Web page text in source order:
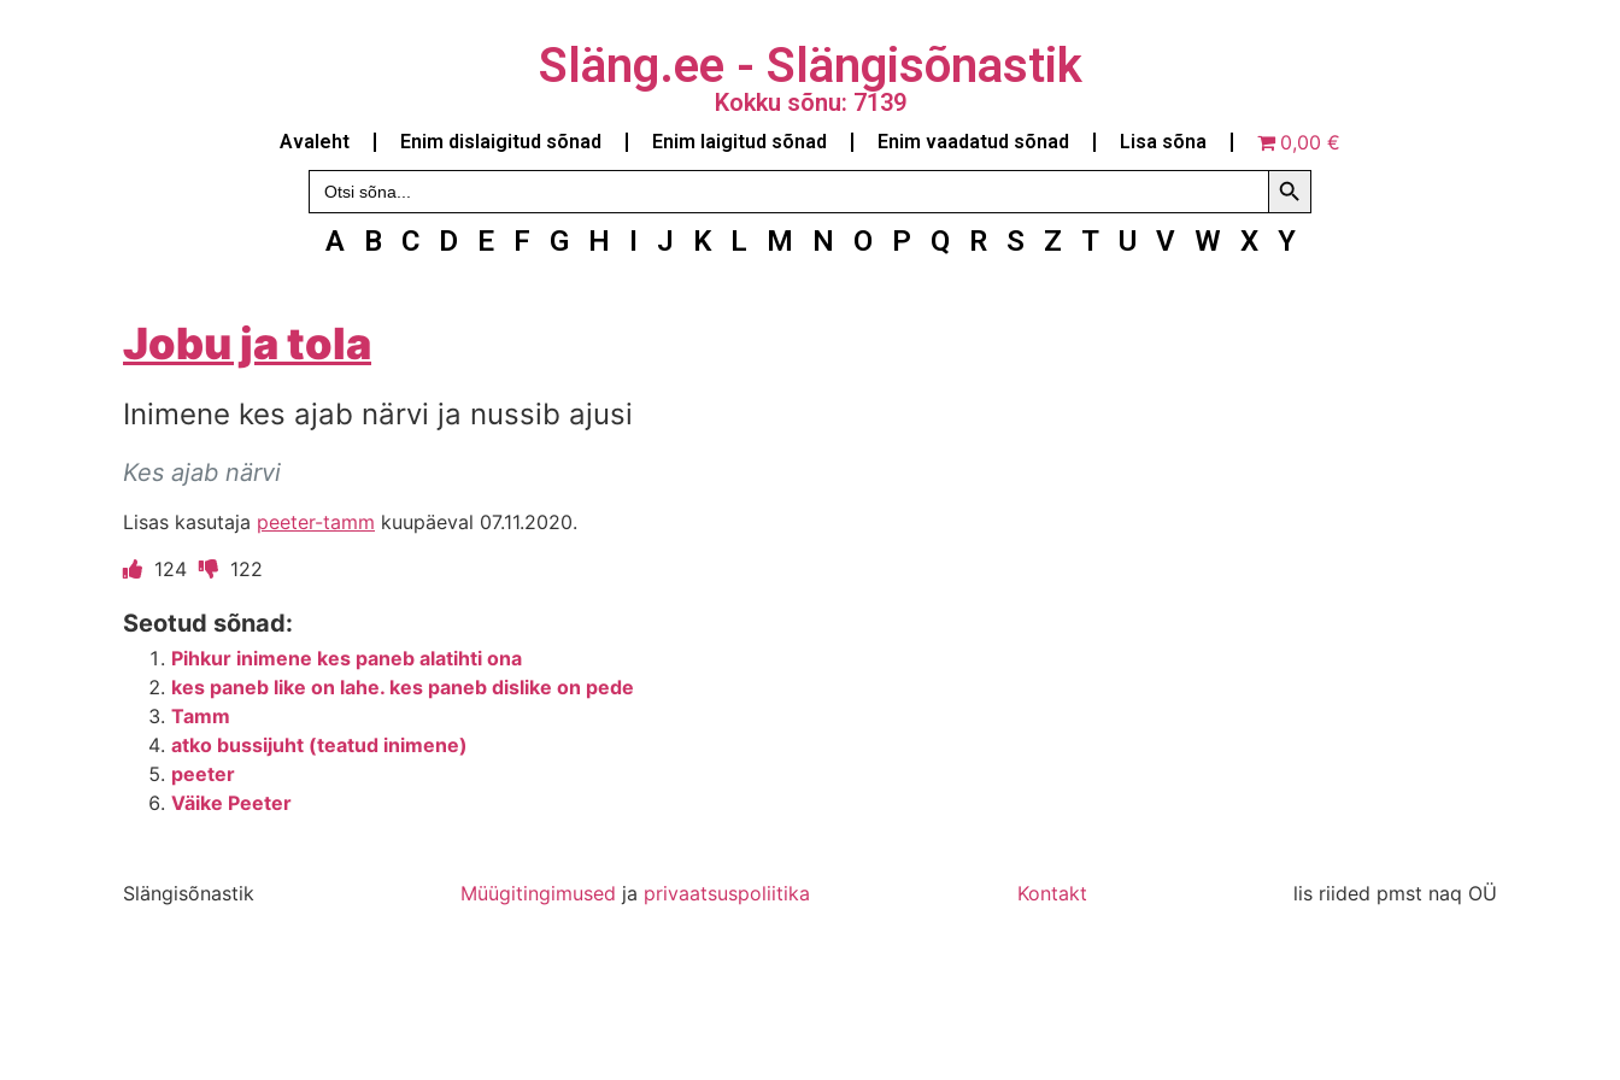
Släng.ee - Slängisõnastik
Kokku sõnu: 7139
Avaleht Enim dislaigitud sõnad Enim laigitud sõnad Enim vaadatud sõnad Lisa sõna
0,00 €
Search
for:
Search Button
A B C D E F G H I J K L M N O P Q R S Z T U V W X Y
Jobu ja tola
Inimene kes ajab närvi ja nussib ajusi
Kes ajab närvi
Lisas kasutaja peeter-tamm kuupäeval 07.11.2020.
124
122
Seotud sõnad:
Pihkur inimene kes paneb alatihti ona
kes paneb like on lahe. kes paneb dislike on pede
Tamm
atko bussijuht (teatud inimene)
peeter
Väike Peeter
Slängisõnastik Müügitingimused ja privaatsuspoliitika Kontakt lis riided pmst naq OÜ